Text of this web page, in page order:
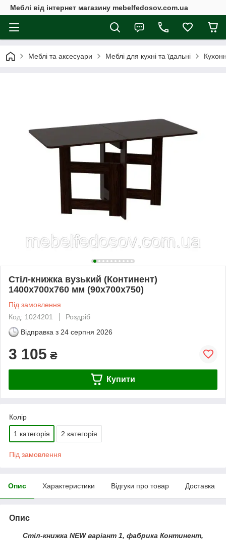
Меблі від інтернет магазину mebelfedosov.com.ua
Меблі та аксесуари Меблі для кухні та їдальні
Стіл-книжка вузький (Континент)
1400х700х760 мм (90х700х750)
Під замовлення
Код: 1024201
Роздріб
Відправка з 24 серпня 2026
3 105 ₴
Купити
Колір
1 категорія 2 категорія
Під замовлення
Опис Характеристики Відгуки про товар Доставка
Опис
Стіл-книжка NEW варіант 1, фабрика Континент,